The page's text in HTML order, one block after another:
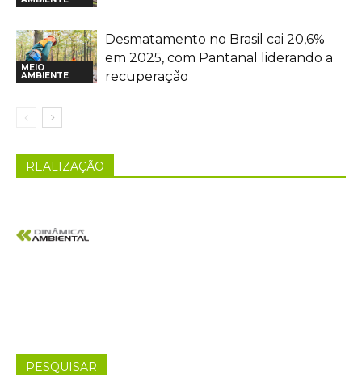
MEIO
AMBIENTE
Desmatamento no Brasil cai 20,6%
em 2025, com Pantanal liderando a
recuperação
REALIZAÇÃO
PESQUISAR